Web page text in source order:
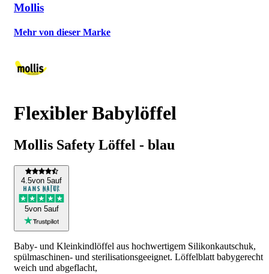
Mollis
Mehr von dieser Marke
Flexibler Babylöffel
Mollis Safety Löffel - blau
4.5von 5auf
5von 5auf
Baby- und Kleinkindlöffel aus hochwertigem Silikonkautschuk,
spülmaschinen- und sterilisationsgeeignet. Löffelblatt babygerecht
weich und abgeflacht,